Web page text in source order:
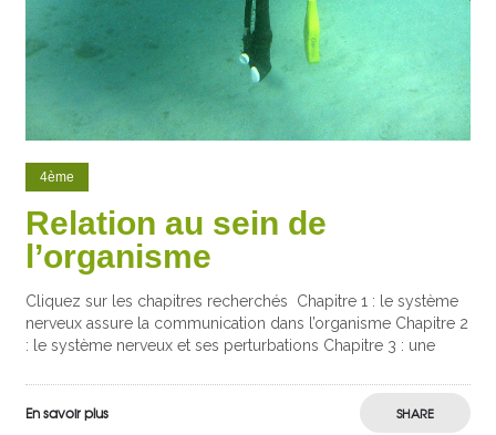
4ème
Relation au sein de
l’organisme
Cliquez sur les chapitres recherchés
Chapitre 1 : le système
nerveux assure la communication dans l’organisme Chapitre 2
: le système nerveux et ses perturbations Chapitre 3 : une
En savoir plus SHARE